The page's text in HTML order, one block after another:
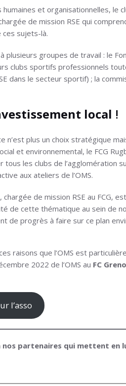
humaines et organisationnelles, le
de mission RSE qui
ces sujets-là.
plusieurs groupes de travail : le
clubs sportifs professionnels
dans le secteur sportif) ; la
local !
n’est plus un choix stratégique
et environnemental, le FCG
tous les clubs de l’agglomération
aux ateliers de l’OMS.
chargée de mission RSE au FCG,
de cette thématique au sein de
de progrès à faire sur ce plan
raisons que l’OMS est
2022 de l’OMS au FC
l’asso
nos partenaires qui mettent en